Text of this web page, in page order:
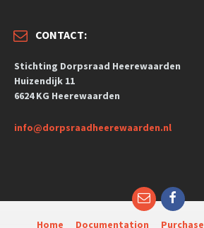
CONTACT:
Stichting Dorpsraad Heerewaarden
Huizendijk 11
6624 KG Heerewaarden
info@dorpsraadheerewaarden.nl
Home Documentation Purchase